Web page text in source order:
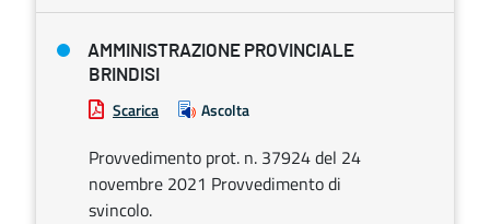
AMMINISTRAZIONE PROVINCIALE
BRINDISI
Scarica Ascolta
Provvedimento prot. n. 37924 del 24
novembre 2021 Provvedimento di
svincolo.